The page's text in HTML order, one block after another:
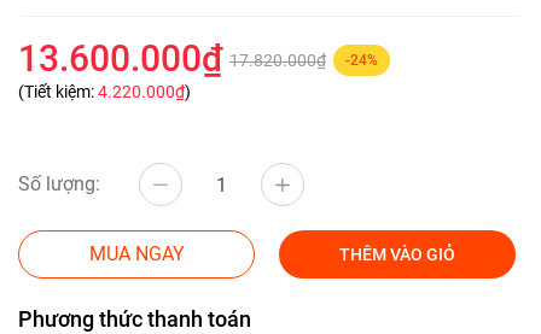
13.600.000₫ 17.820.000₫ -24%
(Tiết kiệm:4.220.000₫)
Số lượng:
MUA NGAY THÊM VÀO GIỎ
Phương thức thanh toán